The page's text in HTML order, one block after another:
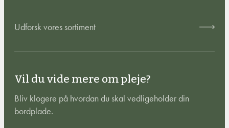
Udforsk vores sortiment
Vil du vide mere om pleje?
Bliv klogere på hvordan du skal vedligeholder din
bordplade.